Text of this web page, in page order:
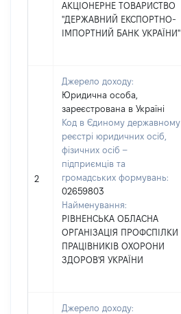
АКЦІОНЕРНЕ ТОВАРИСТВО
"ДЕРЖАВНИЙ ЕКСПОРТНО-
ІМПОРТНИЙ БАНК УКРАЇНИ"
2
Джерело доходу:
Юридична особа,
зареєстрована в Україні
Код в Єдиному державному
реєстрі юридичних осіб,
фізичних осіб –
підприємців та
громадських формувань:
02659803
Найменування:
РІВНЕНСЬКА ОБЛАСНА
ОРГАНІЗАЦІЯ ПРОФСПІЛКИ
ПРАЦІВНИКІВ ОХОРОНИ
ЗДОРОВ'Я УКРАЇНИ
Джерело доходу: